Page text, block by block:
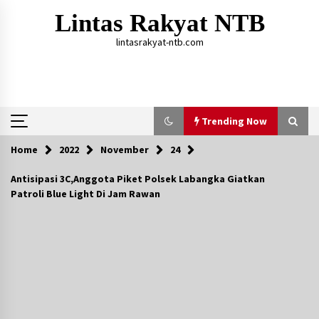
Lintas Rakyat NTB
lintasrakyat-ntb.com
Trending Now
Trending Now
Aksi Penggerebekan Pengedar Sabu di Dompu,
Home 2022 November 24
Antisipasi 3C,Anggota Piket Polsek Labangka Giatkan
Patroli Blue Light Di Jam Rawan